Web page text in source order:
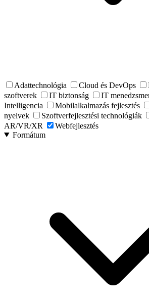
Adattechnológia Cloud és DevOps
szoftverek
IT biztonság IT
Intelligencia
Mobilalkalmazás fejlesztés
nyelvek
Szoftverfejlesztési technológiák
AR/VR/XR
Webfejlesztés
Formátum